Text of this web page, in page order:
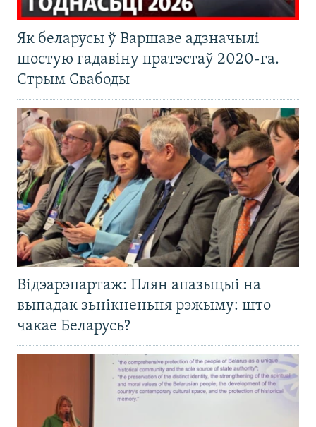
Як беларусы ў Варшаве адзначылі
шостую гадавіну пратэстаў 2020-га.
Стрым Свабоды
Відэарэпартаж: Плян апазыцыі на
выпадак зьнікненьня рэжыму: што
чакае Беларусь?